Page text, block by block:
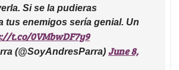
Si se la pudieras
tus enemigos sería genial. Un
t.co/0VMbwDF7y9
(@SoyAndresParra) June 8,